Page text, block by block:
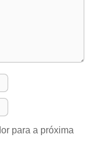
para a próxima